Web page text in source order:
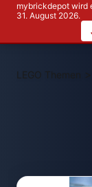
mybrickdepot wird
31. August 2026.
LEGO Themen >